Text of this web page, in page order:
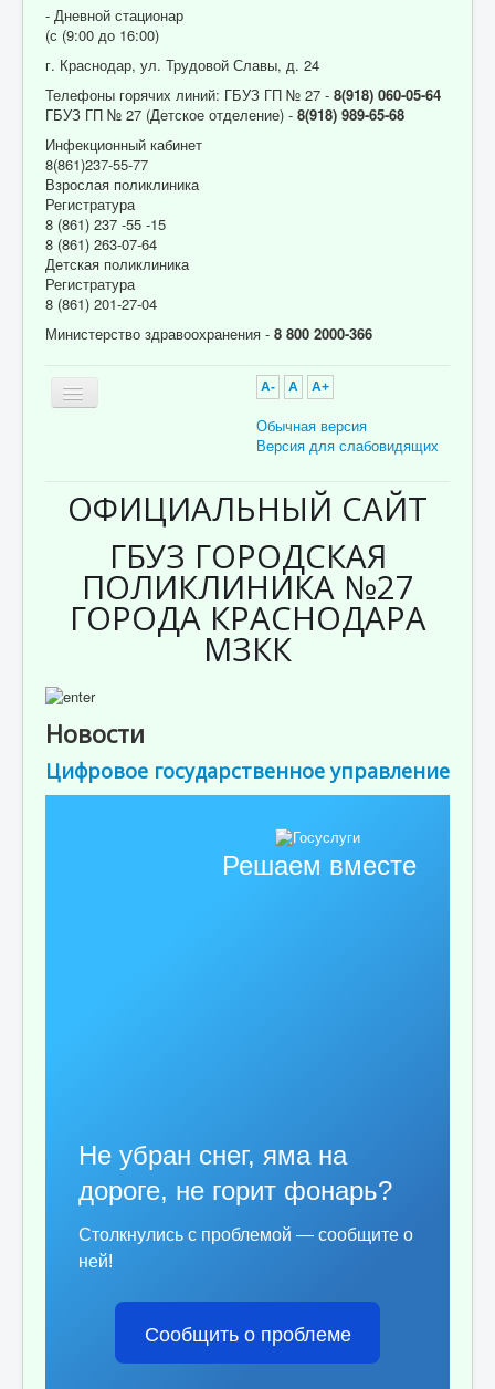
- Дневной стационар
(с (9:00 до 16:00)
г. Краснодар, ул. Трудовой Славы, д. 24
Телефоны горячих линий: ГБУЗ ГП № 27 - 8(918) 060-05-64
ГБУЗ ГП № 27 (Детское отделение) - 8(918) 989-65-68
Инфекционный кабинет
8(861)237-55-77
Взрослая поликлиника
Регистратура
8 (861) 237 -55 -15
8 (861) 263-07-64
Детская поликлиника
Регистратура
8 (861) 201-27-04
Министерство здравоохранения - 8 800 2000-366
A- A A+
Обычная версия
Версия для слабовидящих
Главная
Об учреждении
Для пациента
Информация для специалистов
Медицинская профилактика
Лекарственное обеспечение
Документы
ОФИЦИАЛЬНЫЙ САЙТ
ГБУЗ ГОРОДСКАЯ
ПОЛИКЛИНИКА №27
ГОРОДА КРАСНОДАРА
МЗКК
Новости
Цифровое государственное управление
Решаем вместе
Не убран снег, яма на
дороге, не горит фонарь?
Столкнулись с проблемой — сообщите о
ней!
Сообщить о проблеме